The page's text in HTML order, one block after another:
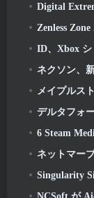
Digital Extremes
Zenless Zone
ID、Xbox ショーケース中
ネクソン、新しいア
メイプルスト
デルタフォ
6 Steam
ネットマーブル、
Singularity Six は、